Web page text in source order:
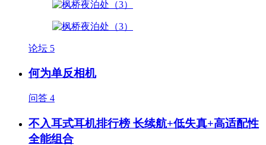
论坛 5
何为单反相机
问答 4
不入耳式耳机排行榜 长续航+低失真+高适配性
全能组合